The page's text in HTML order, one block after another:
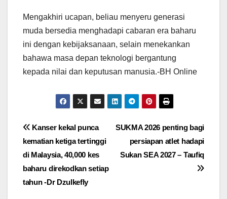
Mengakhiri ucapan, beliau menyeru generasi
muda bersedia menghadapi cabaran era baharu
ini dengan kebijaksanaan, selain menekankan
bahawa masa depan teknologi bergantung
kepada nilai dan keputusan manusia.-BH Online
Post
navigation
SUKMA 2026 penting bagi
persiapan atlet hadapi
Sukan SEA 2027 – Taufiq
Kanser kekal punca
kematian ketiga tertinggi
di Malaysia, 40,000 kes
baharu direkodkan setiap
tahun -Dr Dzulkefly